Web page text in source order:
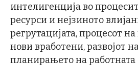
интелигенција во
ресурси и нејзиното
регрутацијата, процесот
нови вработени, развојот
планирањето на работната